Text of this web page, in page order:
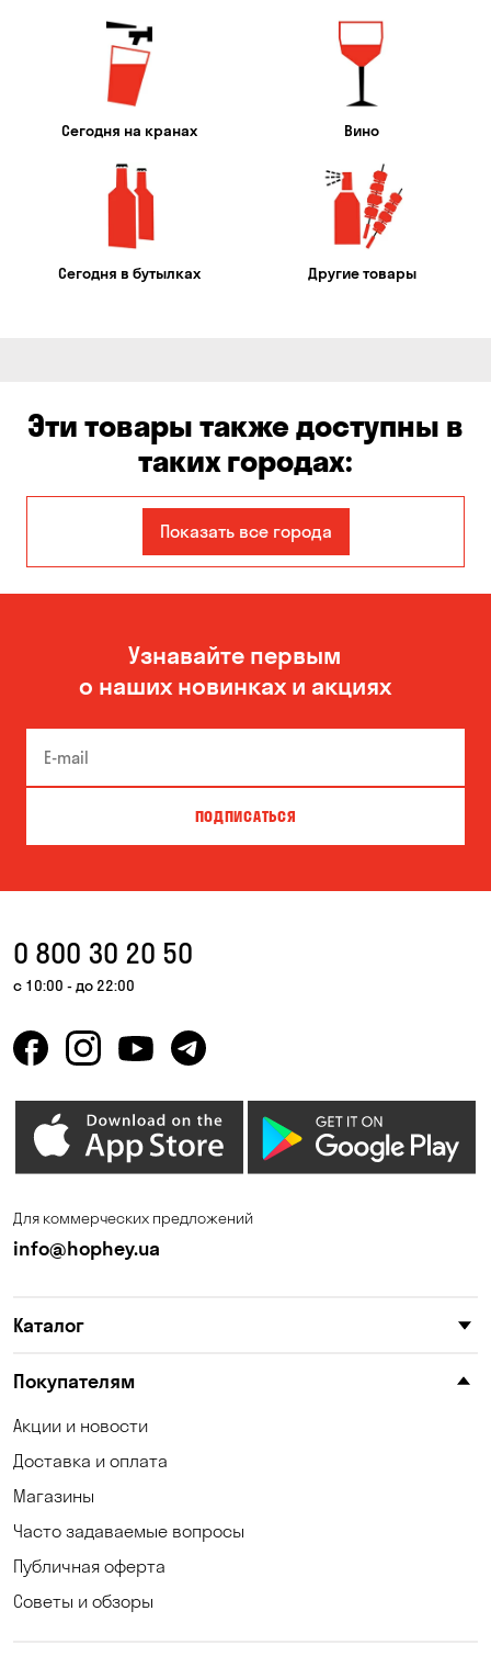
Сегодня на кранах Вино
Сегодня в бутылках Другие товары
Эти товары также доступны в
таких городах:
Авангард
Бабурка Балабино
Бережинка Борисполь
Бровары
Вита-Почтовая Вишневое
Гостомель
Зазимье Запорожье
Каменные Потоки
Клинцы
Корсунцы
Коцюбинское
Кривой Рог
Кропивницкий
Показать все города
Узнавайте первым
о наших новинках и акциях
ПОДПИСАТЬСЯ
0 800 30 20 50
с 10:00 - до 22:00
Для коммерческих предложений
info@hophey.ua
Каталог
Покупателям
Акции и новости
Доставка и оплата
Магазины
Часто задаваемые вопросы
Публичная оферта
Советы и обзоры